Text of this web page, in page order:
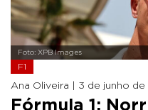
Foto: XPB Images
F1
Ana Oliveira | 3 de junho de
Fórmula 1: